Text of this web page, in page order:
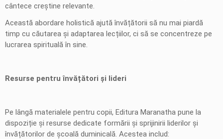
cântece creștine relevante.
Această abordare holistică ajută învățătorii să nu mai piardă
timp cu căutarea și adaptarea lecțiilor, ci să se concentreze pe
lucrarea spirituală în sine.
Resurse pentru învățători și lideri
Pe lângă materialele pentru copii, Editura Maranatha pune la
dispoziție și resurse dedicate formării și sprijinirii liderilor și
învățătorilor de școală duminicală. Acestea includ: